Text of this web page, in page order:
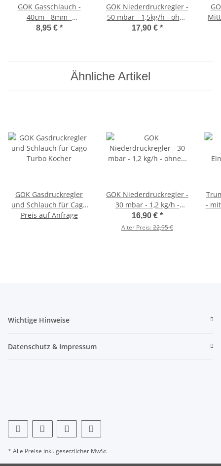
GOK Gasschlauch -
40cm - 8mm -
Rechts/Links - 0440200
8,95 € *
GOK Niederdruckregler -
50 mbar - 1,5kg/h - ohne
Manometer - 0111300
17,90 € *
Ähnliche Artikel
GOK Gasdruckregler
und Schlauch für Cago
Turbo Kocher
Preis auf Anfrage
GOK Niederdruckregler -
30 mbar - 1,2 kg/h -
ohne Manometer -
0128500 Baujahr 2022
16,90 € *
Alter Preis:22,95 €
-
Wichtige Hinweise
Datenschutz & Impressum
* Alle Preise inkl. gesetzlicher MwSt.